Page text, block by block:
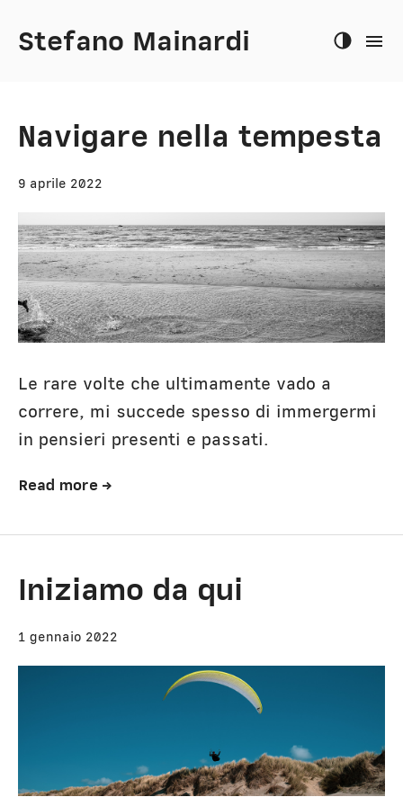
Stefano Mainardi
Navigare nella tempesta
9 aprile 2022
Le rare volte che ultimamente vado a
correre, mi succede spesso di immergermi
in pensieri presenti e passati.
Read more →
Iniziamo da qui
1 gennaio 2022